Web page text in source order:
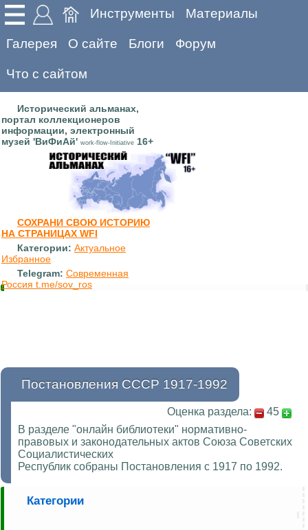
Инструменты Материалы
Галерея О сайте Блоги Форум
Что с сайтом
Исторический альманах,
портал коллекционеров
информации, электронный
музей 'ВиФиАй' work-flow-Initiative 16+
СОХРАНИ СВОЮ ИСТОРИЮ
НА СТРАНИЦАХ WFI
Категории: Актуальное
Избранное
Telegram: Современная
Россия t.me/sov_ros
Постановления СССР 1917-1992
Оценка раздела:
45
В разделе "онлайн библиотеки" нормативно-
правовых и законодательных актов Союза Советских
Социалистических
Республик собраны Постановления с 1917 по 1992.
Категории